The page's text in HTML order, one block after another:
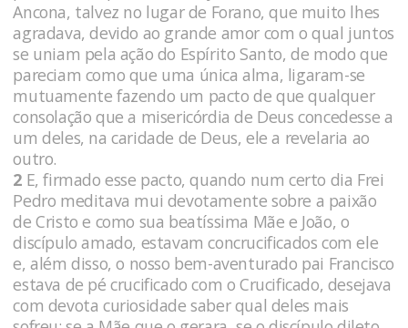
Ancona, talvez no lugar de Forano, que muito lhes
agradava, devido ao grande amor com o qual juntos
se uniam pela ação do Espírito Santo, de modo que
pareciam como que uma única alma, ligaram-se
mu­tuamente fazendo um pacto de que qualquer
consolação que a misericór­dia de Deus concedesse a
um deles, na caridade de Deus, ele a revelaria ao
outro.
2 E, firmado esse pacto, quando num certo dia Frei
Pedro me­ditava mui devotamente sobre a paixão
de Cristo e como sua beatís­sima Mãe e João, o
discípulo amado, estavam concrucifica­dos com ele
e, além disso, o nosso bem-aventurado pai Francisco
estava de pé crucificado com o Crucificado, desejava
com devota curiosidade saber qual deles mais